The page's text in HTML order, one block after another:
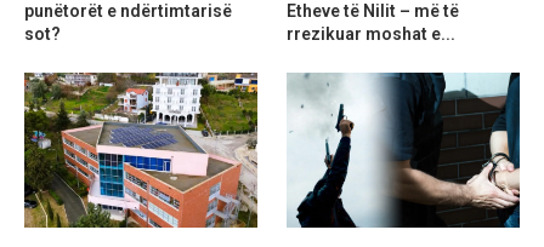
punëtorët e ndërtimtarisë
sot?
Etheve të Nilit – më të
rrezikuar moshat e...